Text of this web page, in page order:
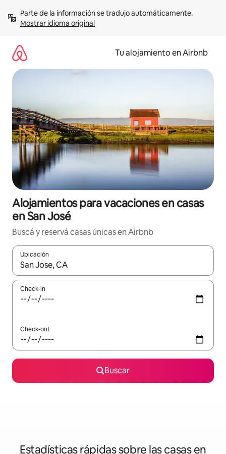
contenidoMostrar idioma original
Tu alojamiento en Airbnb
Alojamientos para vacaciones en casas
en San José
Buscá y reservá casas únicas en Airbnb
Ubicación
Cuando los resultados estén disponibles, navegá con las
Check-in
Check-out
Buscar
Estadísticas rápidas sobre las casas en